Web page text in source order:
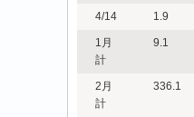
4/14 1.9
1月
計
9.1
2月
計
336.1